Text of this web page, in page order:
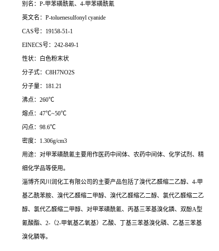
别名：P-甲苯磺酰氰、4-甲苯磺酰氰
英文名：P-toluenesulfonyl cyanide
CAS号：19158-51-1
EINECS号：242-849-1
性状：白色粉末状
分子式：C8H7NO2S
分子量：181.21
沸点：260℃
熔点：47℃~50℃
闪点：98.6℃
密度：1.306g/cm3
用途：对甲苯磺酰氰主要用作医药中间体、农药中间体、化学试剂、精
细化学品等使用。
淄博齐风川润化工有限公司的主要产品包括了溴代乙醛缩二乙醇、4-甲
基乙酰苯胺、溴代乙醛缩二甲醇、溴代乙醛缩乙二醇、氯代乙醛缩二乙
醇、氯代乙醛缩二甲醇、对甲苯磺酰氰、丙基三苯基溴化鏻、双酚A型
氰酸酯、2-（2-甲氧基乙氧基）乙酸、丁基三苯基溴化磷、乙基三苯基
溴化膦等。